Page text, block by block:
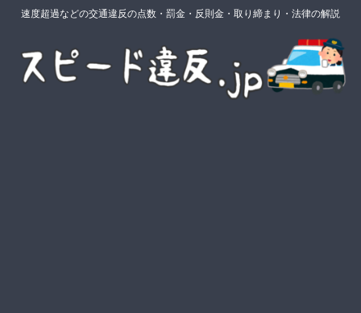
速度超過などの交通違反の点数・罰金・反則金・取り締まり・法律の解説